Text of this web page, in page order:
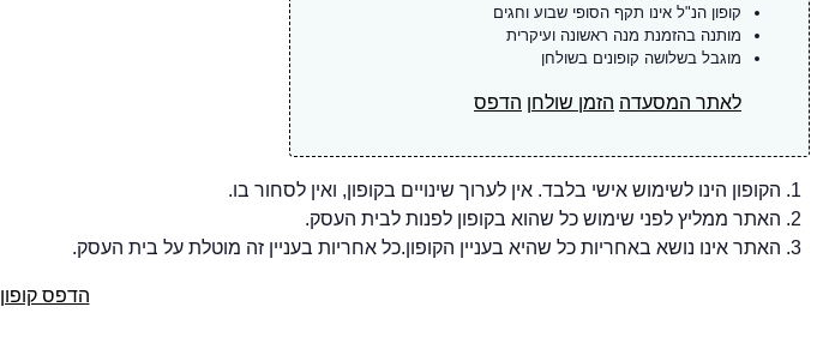
קופון הנ"ל אינו תקף הסופי שבוע וחגים
מותנה בהזמנת מנה ראשונה ועיקרית
מוגבל בשלושה קופונים בשולחן
לאתר המסעדה הזמן שולחן הדפס
הקופון הינו לשימוש אישי בלבד. אין לערוך שינויים בקופון, ואין לסחור בו.
האתר ממליץ לפני שימוש כל שהוא בקופון לפנות לבית העסק.
האתר אינו נושא באחריות כל שהיא בעניין הקופון.כל אחריות בעניין זה מוטלת על בית העסק.
הדפס קופון